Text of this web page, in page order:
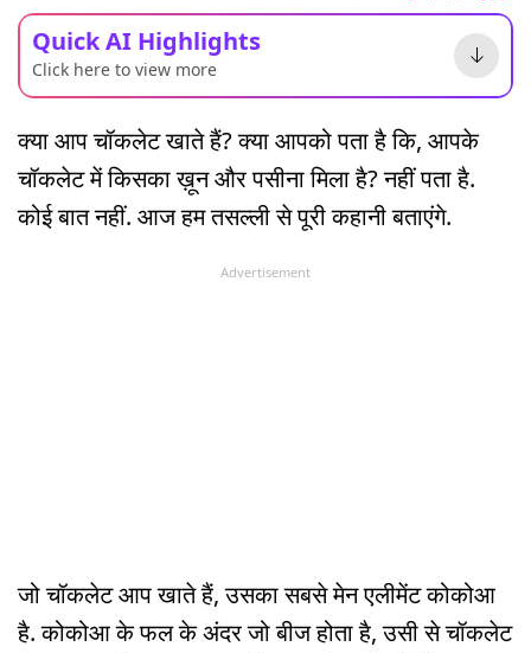
Quick AI Highlights
Click here to view more
क्या आप चॉकलेट खाते हैं? क्या आपको पता है कि, आपके
चॉकलेट में किसका ख़ून और पसीना मिला है? नहीं पता है.
कोई बात नहीं. आज हम तसल्ली से पूरी कहानी बताएंगे.
Advertisement
जो चॉकलेट आप खाते हैं, उसका सबसे मेन एलीमेंट कोकोआ
है. कोकोआ के फल के अंदर जो बीज होता है, उसी से चॉकलेट